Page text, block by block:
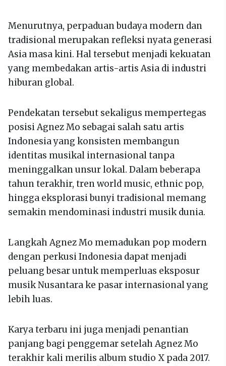
Menurutnya, perpaduan budaya modern dan
tradisional merupakan refleksi nyata generasi
Asia masa kini. Hal tersebut menjadi kekuatan
yang membedakan artis-artis Asia di industri
hiburan global.
Pendekatan tersebut sekaligus mempertegas
posisi Agnez Mo sebagai salah satu artis
Indonesia yang konsisten membangun
identitas musikal internasional tanpa
meninggalkan unsur lokal. Dalam beberapa
tahun terakhir, tren world music, ethnic pop,
hingga eksplorasi bunyi tradisional memang
semakin mendominasi industri musik dunia.
Langkah Agnez Mo memadukan pop modern
dengan perkusi Indonesia dapat menjadi
peluang besar untuk memperluas eksposur
musik Nusantara ke pasar internasional yang
lebih luas.
Karya terbaru ini juga menjadi penantian
panjang bagi penggemar setelah Agnez Mo
terakhir kali merilis album studio X pada 2017.